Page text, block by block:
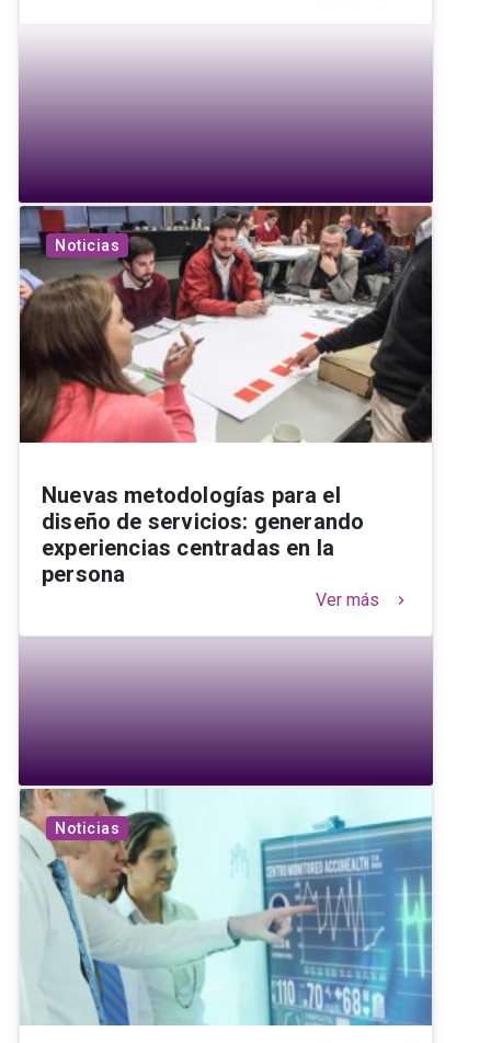
Noticias
Nuevas metodologías para el
diseño de servicios: generando
experiencias centradas en la
persona
Ver más keyboard_arrow_right
Noticias